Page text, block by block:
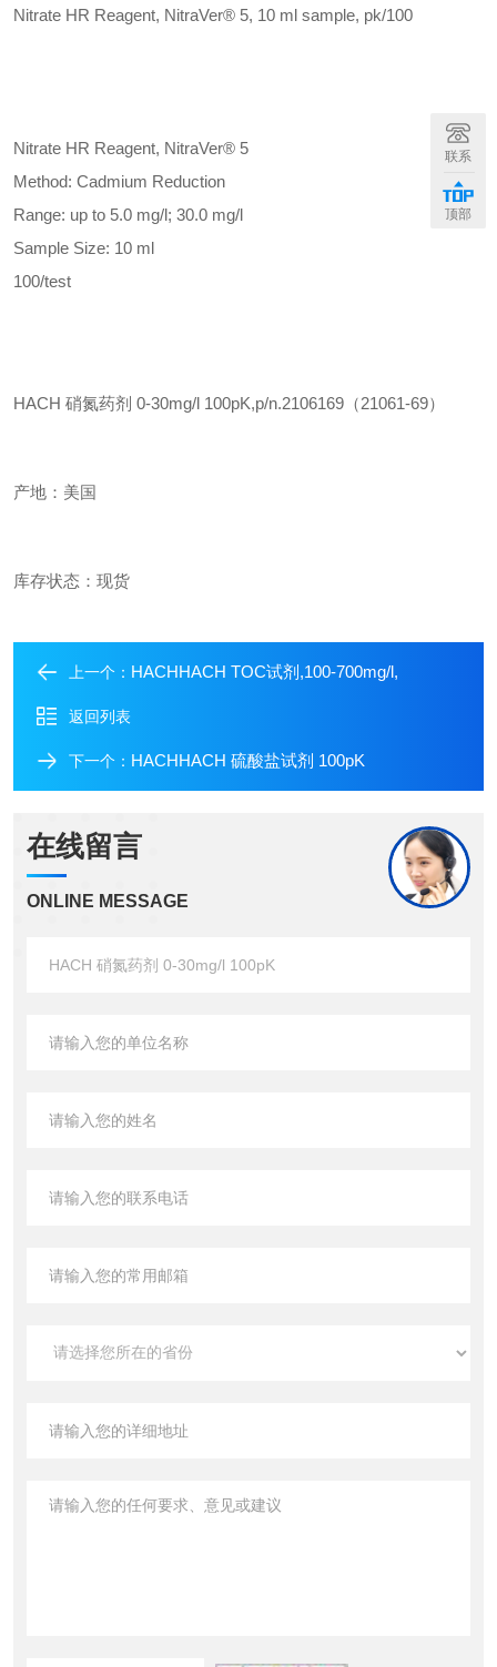
Nitrate HR Reagent, NitraVer® 5, 10 ml sample, pk/100
Nitrate HR Reagent, NitraVer® 5
Method: Cadmium Reduction
Range: up to 5.0 mg/l; 30.0 mg/l
Sample Size: 10 ml
100/test
HACH 硝氮药剂 0-30mg/l 100pK,p/n.2106169（21061-69）
产地：美国
库存状态：现货
上一个： HACHHACH TOC试剂,100-700mg/l,
返回列表
下一个： HACHHACH 硫酸盐试剂 100pK
在线留言
ONLINE MESSAGE
联系
顶部